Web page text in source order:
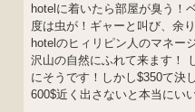
hotelに着いたら部屋が臭う！
度は虫が！ギャーと叫び、余
hotelのヒィリピン人のマネー
沢山の自然にふれて来ます！
にそうです！しかし$350て決
600$近く出さないと本当にい